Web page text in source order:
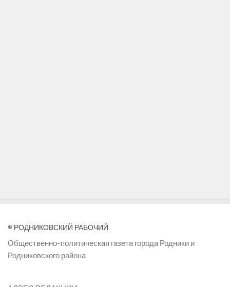
© РОДНИКОВСКИЙ РАБОЧИЙ
Общественно-политическая газета города Родники и
Родниковского района